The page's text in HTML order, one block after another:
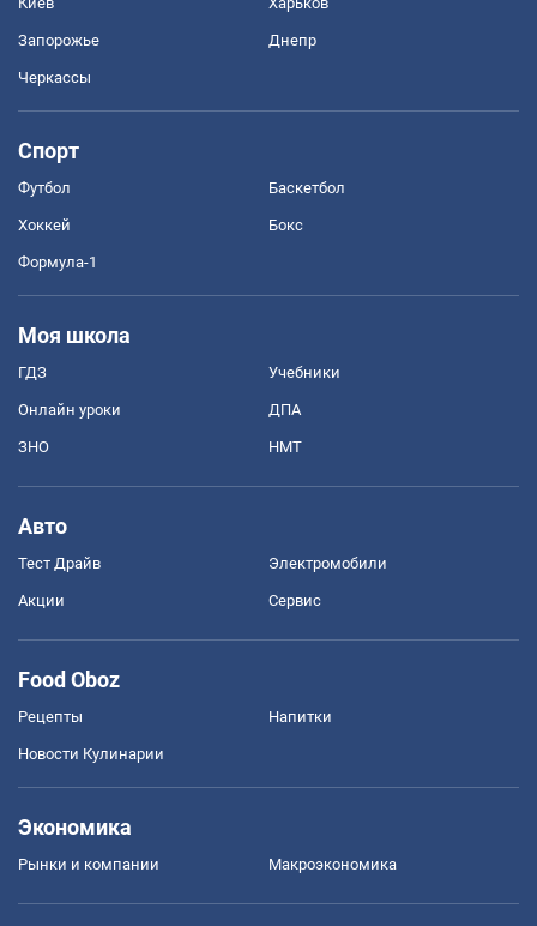
Запорожье Днепр
Черкассы
Спорт
Футбол Баскетбол
Хоккей Бокс
Формула-1
Моя школа
ГДЗ Учебники
Онлайн уроки ДПА
ЗНО НМТ
Авто
Тест Драйв Электромобили
Акции Сервис
Food Oboz
Рецепты Напитки
Новости Кулинарии
Экономика
Рынки и компании Mакроэкономика